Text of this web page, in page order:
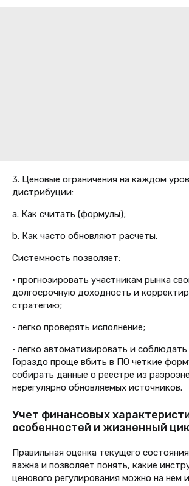
3. Ценовые ограничения на каждом
дистрибуции:
a. Как считать (формулы);
b. Как часто обновляют расчеты.
Системность позволяет:
• прогнозировать участникам рынка
долгосрочную доходность и
стратегию;
• легко проверять исполнение;
• легко автоматизировать и
Гораздо проще вбить в ПО четкие
собирать данные о реестре из
нерегулярно обновляемых источников.
Учет финансовых
особенностей и жизненный
Правильная оценка текущего
важна и позволяет понять, какие
ценового регулирования можно на нем